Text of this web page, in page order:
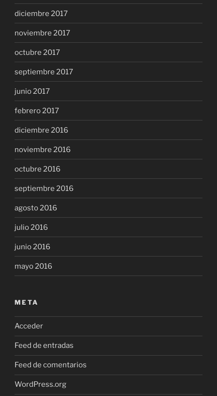
diciembre 2017
noviembre 2017
octubre 2017
septiembre 2017
junio 2017
febrero 2017
diciembre 2016
noviembre 2016
octubre 2016
septiembre 2016
agosto 2016
julio 2016
junio 2016
mayo 2016
META
Acceder
Feed de entradas
Feed de comentarios
WordPress.org